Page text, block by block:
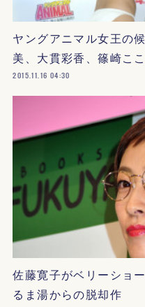
ヤングアニマル女王の
美、大貫彩香、篠崎こ
2015.11.16 04:30
佐藤寛子がベリーショ
るま湯からの脱却作